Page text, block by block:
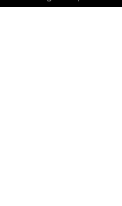
la aplicación!